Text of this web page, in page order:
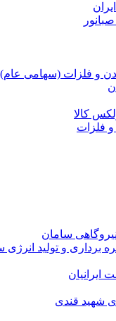
و فلزات (سهامی عام)
کالا
و فلزات
سامان
برداری و تولید انرژی
شهید قندی